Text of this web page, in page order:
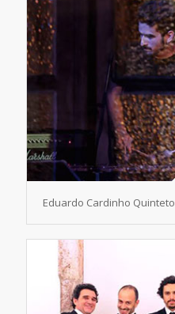
Eduardo Cardinho Quinteto